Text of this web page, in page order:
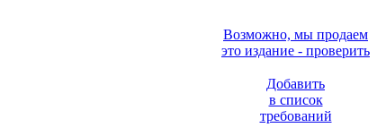
Возможно, мы продаем
это издание - проверить
Добавить
в список
требований